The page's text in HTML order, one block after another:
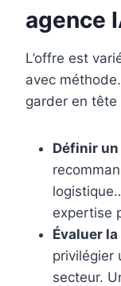
agence
L’offre est
avec
garder en tête
Définir
expertise
Évaluer
privilégier
secteur.